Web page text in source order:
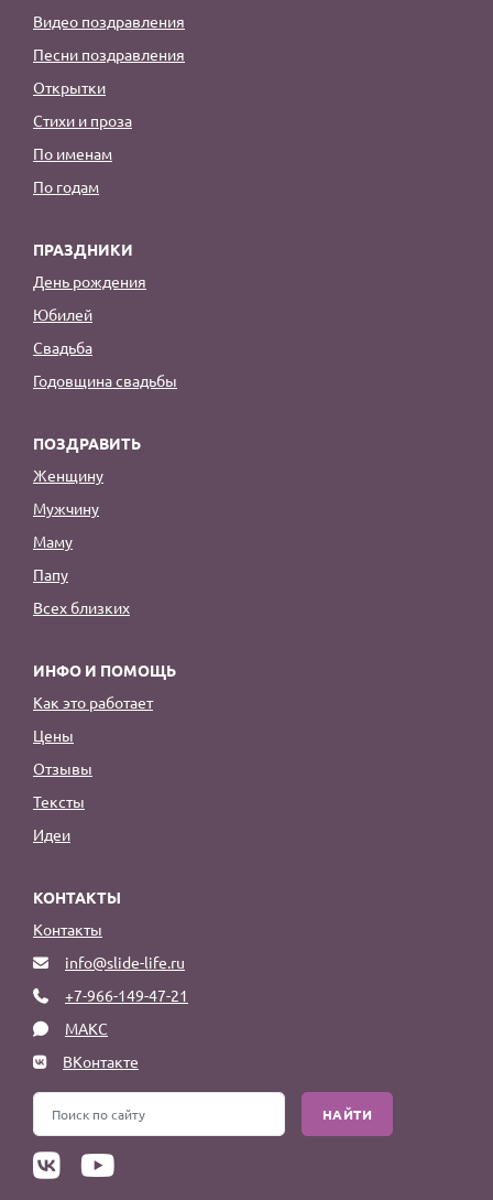
Видео поздравления
Песни поздравления
Открытки
Стихи и проза
По именам
По годам
ПРАЗДНИКИ
День рождения
Юбилей
Свадьба
Годовщина свадьбы
ПОЗДРАВИТЬ
Женщину
Мужчину
Маму
Папу
Всех близких
ИНФО И ПОМОЩЬ
Как это работает
Цены
Отзывы
Тексты
Идеи
КОНТАКТЫ
Контакты
info@slide-life.ru
+7-966-149-47-21
МАКС
ВКонтакте
НАЙТИ